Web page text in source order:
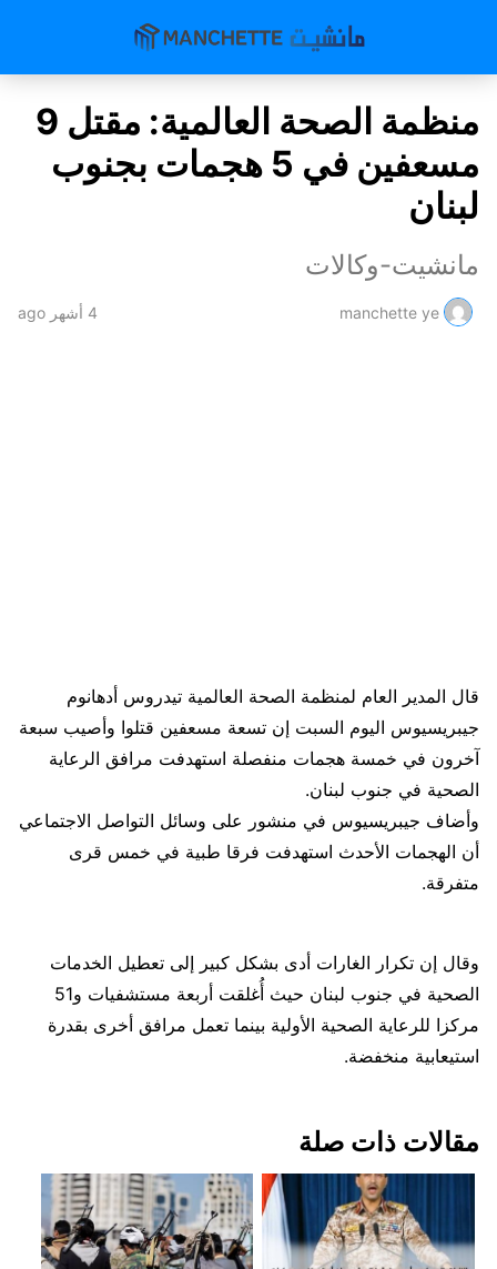
منظمة الصحة العالمية: مقتل 9
مسعفين في 5 هجمات بجنوب
لبنان
مانشيت-وكالات
manchette ye 4 أشهر ago
قال المدير العام لمنظمة ​الصحة العالمية تيدروس أدهانوم
‌جيبريسيوس اليوم السبت إن تسعة مسعفين قتلوا ​وأصيب سبعة
​آخرون في خمسة هجمات منفصلة ⁠استهدفت مرافق ​الرعاية
الصحية في جنوب ​لبنان.
وأضاف جيبريسيوس في منشور على وسائل التواصل الاجتماعي
​أن الهجمات الأحدث ​استهدفت فرقا طبية في خمس ‌قرى
⁠متفرقة.
وقال إن تكرار الغارات أدى بشكل كبير إلى تعطيل ​الخدمات ​
مركزا ⁠للرعاية الصحية الأولية بينما تعمل مرافق ⁠أخرى ​بقدرة
استيعابية ​منخفضة.
مقالات ذات صلة